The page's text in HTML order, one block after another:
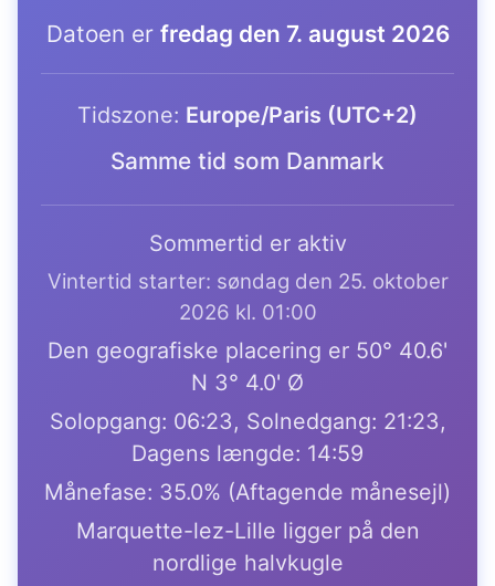
Datoen er fredag den 7. august 2026
Tidszone: Europe/Paris (UTC+2)
Samme tid som Danmark
Sommertid er aktiv
Vintertid starter: søndag den 25. oktober
2026 kl. 01:00
Den geografiske placering er 50° 40.6'
N 3° 4.0' Ø
Solopgang: 06:23, Solnedgang: 21:23,
Dagens længde: 14:59
Månefase: 35.0% (Aftagende månesejl)
Marquette-lez-Lille ligger på den
nordlige halvkugle